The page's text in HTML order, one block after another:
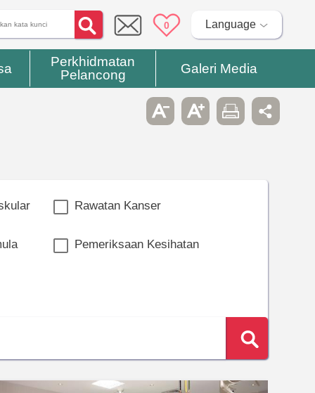
0 Language
Perkhidmatan
Pelancong
Galeri Media
Rawatan Kanser
Pemeriksaan Kesihatan